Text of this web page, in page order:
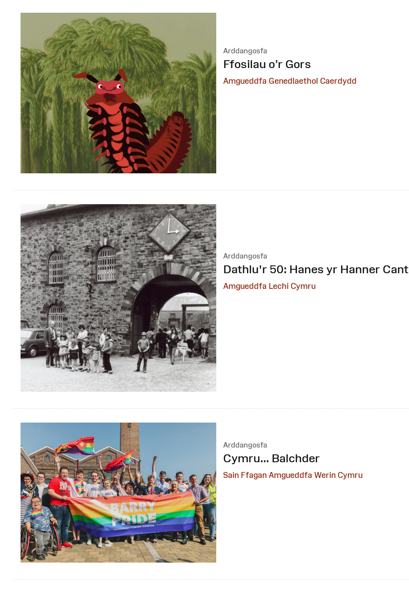
Arddangosfa
:
Ffosilau o’r Gors
Amgueddfa Genedlaethol Caerdydd
Arddangosfa
:
Dathlu'r 50: Hanes yr Hanner Cant
Amgueddfa Lechi Cymru
Arddangosfa
:
Cymru... Balchder
Sain Ffagan Amgueddfa Werin Cymru